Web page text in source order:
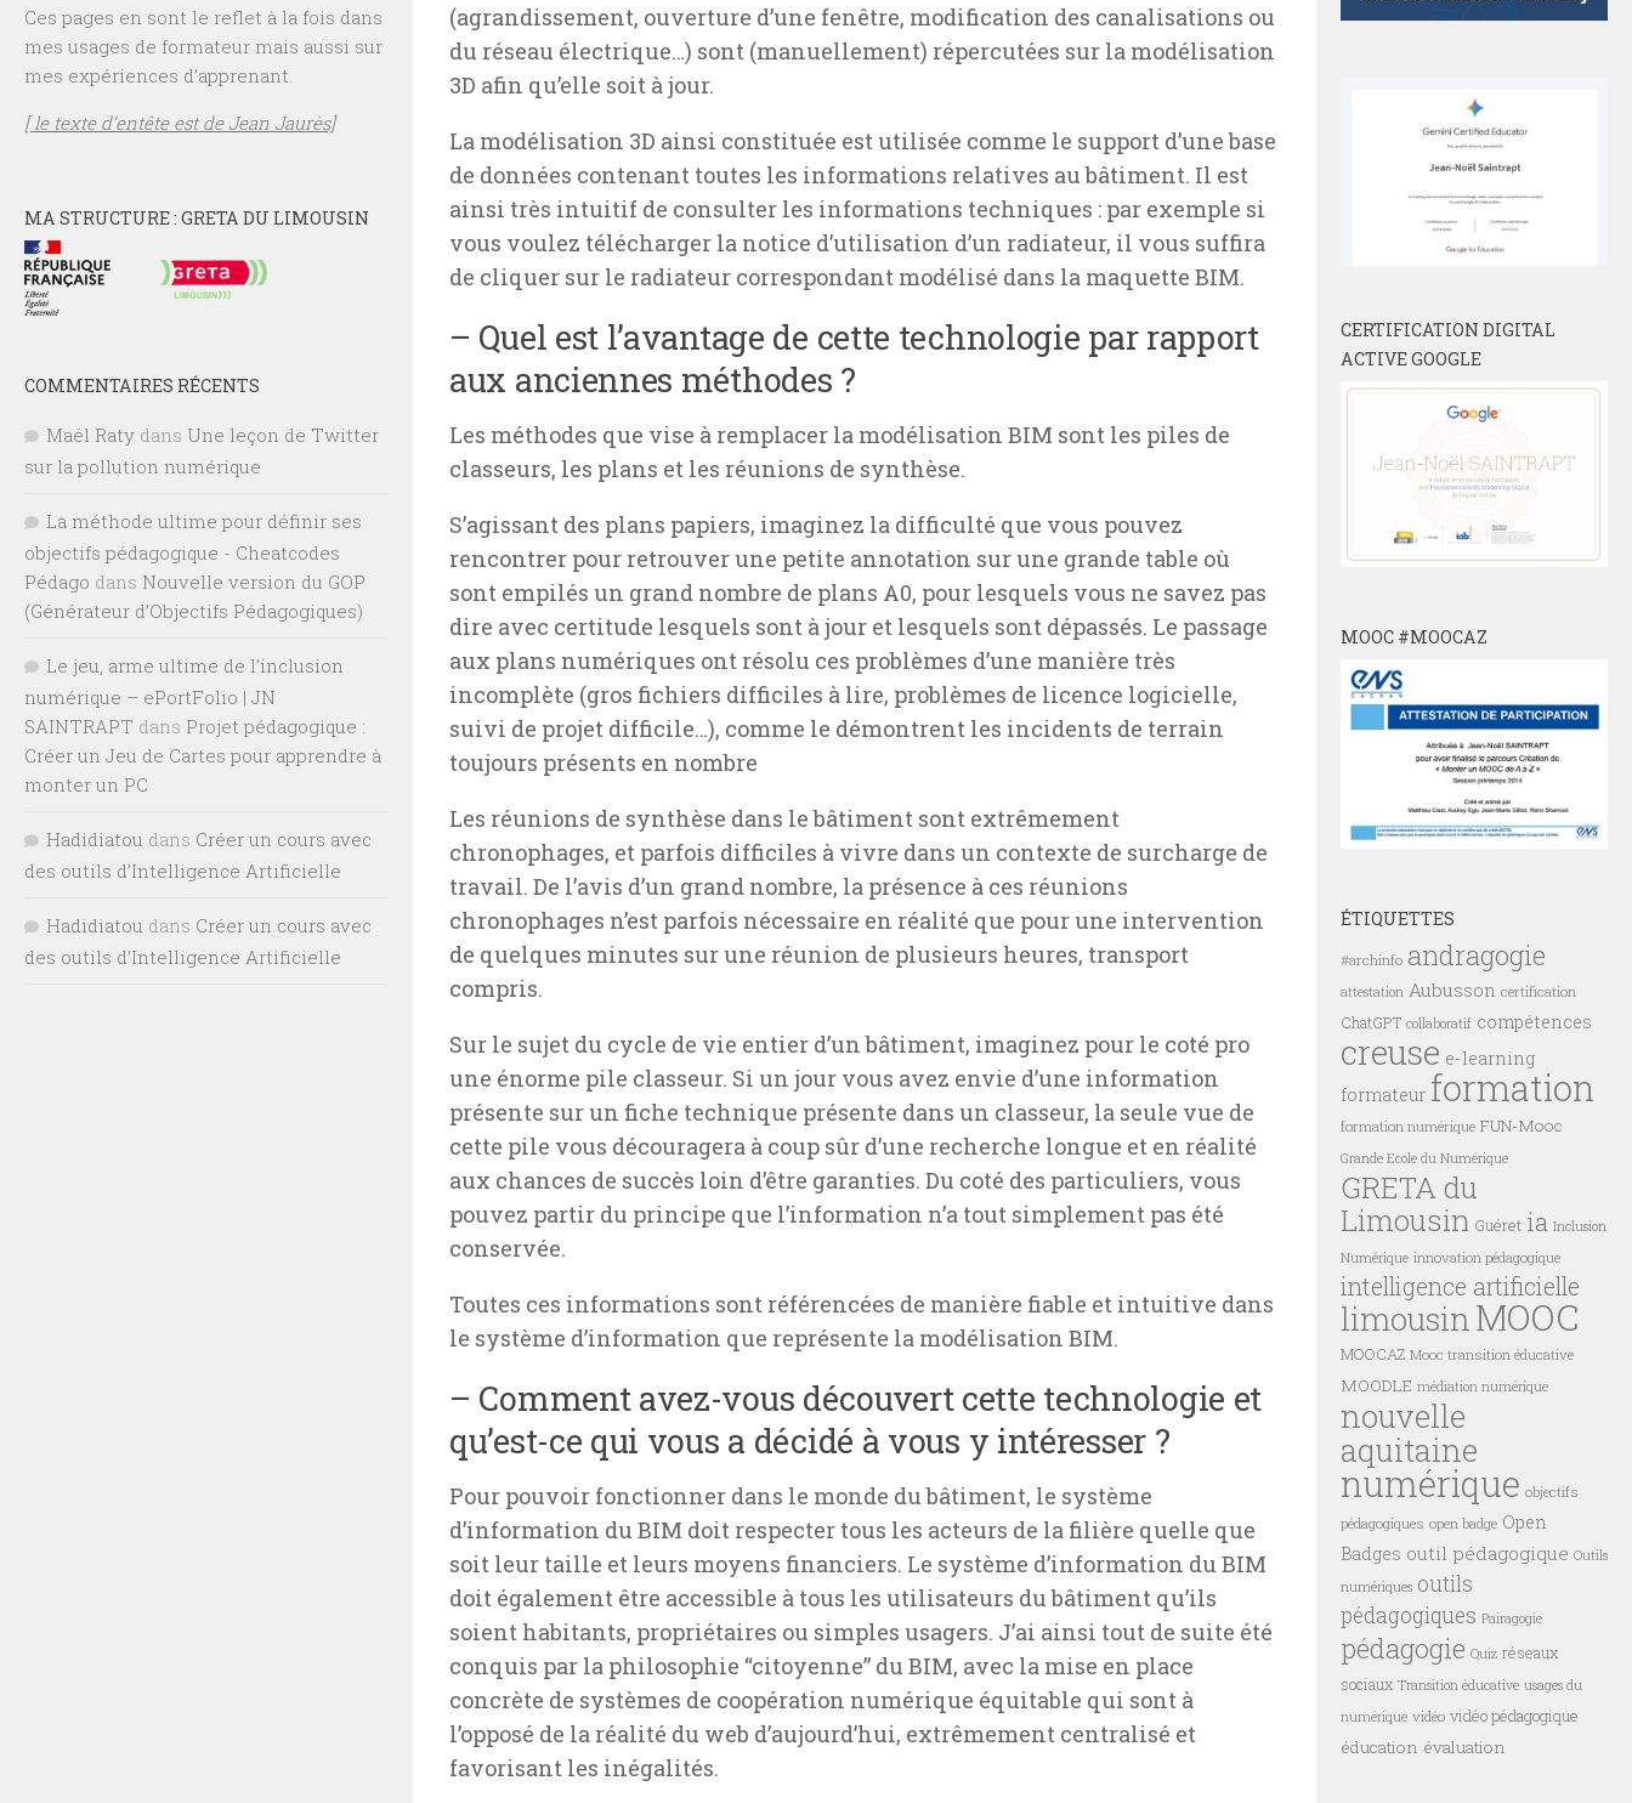
(agrandissement, ouverture d’une fenêtre, modification des canalisations ou
du réseau électrique…) sont (manuellement) répercutées sur la modélisation
3D afin qu’elle soit à jour.
La modélisation 3D ainsi constituée est utilisée comme le support d’une base
de données contenant toutes les informations relatives au bâtiment. Il est
ainsi très intuitif de consulter les informations techniques : par exemple si
vous voulez télécharger la notice d’utilisation d’un radiateur, il vous suffira
de cliquer sur le radiateur correspondant modélisé dans la maquette BIM.
– Quel est l’avantage de cette technologie par rapport
aux anciennes méthodes ?
Les méthodes que vise à remplacer la modélisation BIM sont les piles de
classeurs, les plans et les réunions de synthèse.
S’agissant des plans papiers, imaginez la difficulté que vous pouvez
rencontrer pour retrouver une petite annotation sur une grande table où
sont empilés un grand nombre de plans A0, pour lesquels vous ne savez pas
dire avec certitude lesquels sont à jour et lesquels sont dépassés. Le passage
aux plans numériques ont résolu ces problèmes d’une manière très
incomplète (gros fichiers difficiles à lire, problèmes de licence logicielle,
suivi de projet difficile…), comme le démontrent les incidents de terrain
toujours présents en nombre
Les réunions de synthèse dans le bâtiment sont extrêmement
chronophages, et parfois difficiles à vivre dans un contexte de surcharge de
travail. De l’avis d’un grand nombre, la présence à ces réunions
chronophages n’est parfois nécessaire en réalité que pour une intervention
de quelques minutes sur une réunion de plusieurs heures, transport
compris.
Sur le sujet du cycle de vie entier d’un bâtiment, imaginez pour le coté pro
une énorme pile classeur. Si un jour vous avez envie d’une information
présente sur un fiche technique présente dans un classeur, la seule vue de
cette pile vous découragera à coup sûr d’une recherche longue et en réalité
aux chances de succès loin d’être garanties. Du coté des particuliers, vous
pouvez partir du principe que l’information n’a tout simplement pas été
conservée.
Toutes ces informations sont référencées de manière fiable et intuitive dans
le système d’information que représente la modélisation BIM.
– Comment avez-vous découvert cette technologie et
qu’est-ce qui vous a décidé à vous y intéresser ?
Pour pouvoir fonctionner dans le monde du bâtiment, le système
d’information du BIM doit respecter tous les acteurs de la filière quelle que
soit leur taille et leurs moyens financiers. Le système d’information du BIM
doit également être accessible à tous les utilisateurs du bâtiment qu’ils
soient habitants, propriétaires ou simples usagers. J’ai ainsi tout de suite été
conquis par la philosophie “citoyenne” du BIM, avec la mise en place
concrète de systèmes de coopération numérique équitable qui sont à
l’opposé de la réalité du web d’aujourd’hui, extrêmement centralisé et
favorisant les inégalités.
Ces pages en sont le reflet à la fois dans
mes usages de formateur mais aussi sur
mes expériences d’apprenant.
[ le texte d’entête est de Jean Jaurès]
MA STRUCTURE : GRETA DU LIMOUSIN
COMMENTAIRES RÉCENTS
Maël Raty dans Une leçon de Twitter
sur la pollution numérique
La méthode ultime pour définir ses
objectifs pédagogique - Cheatcodes
Pédago dans Nouvelle version du GOP
(Générateur d’Objectifs Pédagogiques)
Le jeu, arme ultime de l’inclusion
numérique – ePortFolio | JN
SAINTRAPT dans Projet pédagogique :
Créer un Jeu de Cartes pour apprendre à
monter un PC
Hadidiatou dans Créer un cours avec
des outils d’Intelligence Artificielle
Hadidiatou dans Créer un cours avec
des outils d’Intelligence Artificielle
CERTIFICATION DIGITAL
ACTIVE GOOGLE
MOOC #MOOCAZ
ÉTIQUETTES
#archinfo andragogie
attestation Aubusson certification
ChatGPT collaboratif compétences
creuse e-learning
formateur formation
formation numérique FUN-Mooc
Grande Ecole du Numérique
GRETA du
Limousin Guéret ia Inclusion
Numérique innovation pédagogique
intelligence artificielle
limousin MOOC
MOOCAZ Mooc transition éducative
MOODLE médiation numérique
nouvelle
aquitaine
numérique objectifs
pédagogiques open badge Open
Badges outil pédagogique Outils
numériques outils
pédagogiques Pairagogie
pédagogie Quiz réseaux
sociaux Transition éducative usages du
numérique vidéo vidéo pédagogique
éducation évaluation